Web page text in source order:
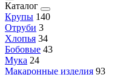
Каталог
Крупы 140
Отруби 3
Хлопья 34
Бобовые 43
Мука 24
Макаронные изделия 93